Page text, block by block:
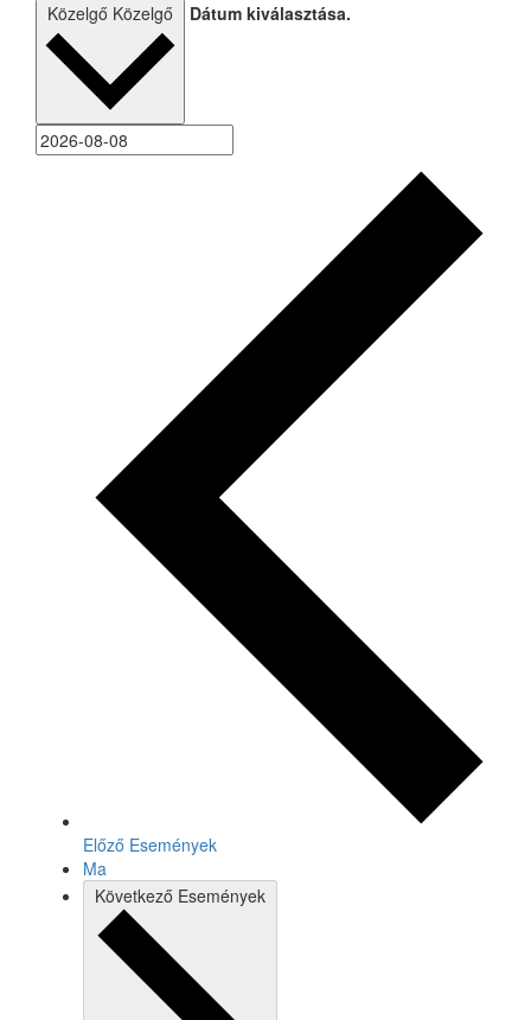
Közelgő Közelgő Dátum kiválasztása.
Előző Események
Ma
Következő Események